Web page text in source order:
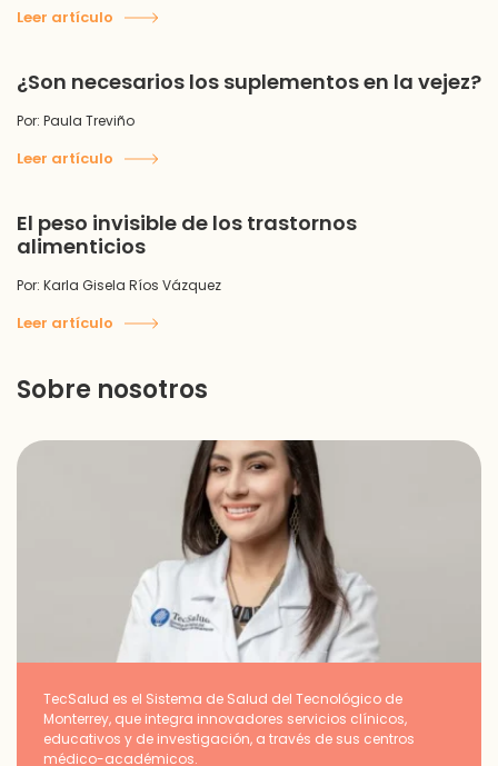
Leer artículo
¿Son necesarios los suplementos en la vejez?
Por: Paula Treviño
Leer artículo
El peso invisible de los trastornos
alimenticios
Por: Karla Gisela Ríos Vázquez
Leer artículo
Sobre nosotros
TecSalud es el Sistema de Salud del Tecnológico de
Monterrey, que integra innovadores servicios clínicos,
educativos y de investigación, a través de sus centros
médico-académicos.